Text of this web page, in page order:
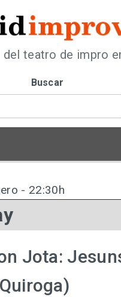
del teatro de impro
Buscar
- 22:30h
Jota: